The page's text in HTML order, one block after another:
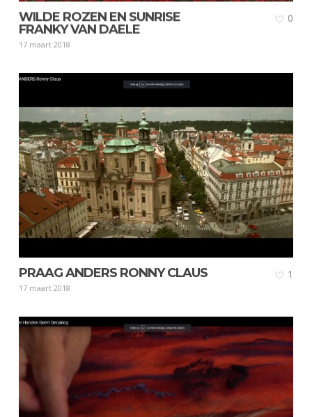
WILDE ROZEN EN SUNRISE
FRANKY VAN DAELE
17 maart 2018
0
PRAAG ANDERS RONNY CLAUS
17 maart 2018
1